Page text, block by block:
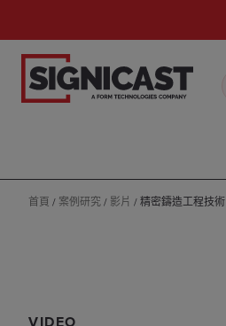
首頁 / 案例研究/ 影片 /精密鑄造工程技術